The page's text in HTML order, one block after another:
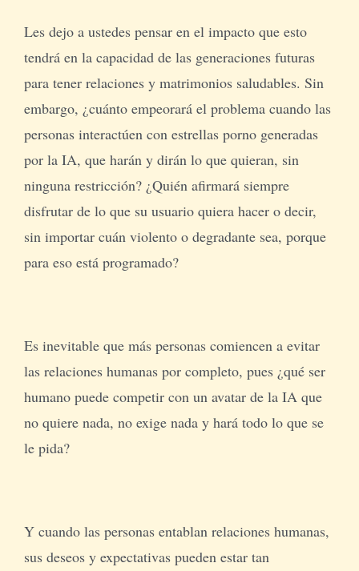
Les dejo a ustedes pensar en el impacto que esto
tendrá en la capacidad de las generaciones futuras
para tener relaciones y matrimonios saludables. Sin
embargo, ¿cuánto empeorará el problema cuando las
personas interactúen con estrellas porno generadas
por la IA, que harán y dirán lo que quieran, sin
ninguna restricción? ¿Quién afirmará siempre
disfrutar de lo que su usuario quiera hacer o decir,
sin importar cuán violento o degradante sea, porque
para eso está programado?
Es inevitable que más personas comiencen a evitar
las relaciones humanas por completo, pues ¿qué ser
humano puede competir con un avatar de la IA que
no quiere nada, no exige nada y hará todo lo que se
le pida?
Y cuando las personas entablan relaciones humanas,
sus deseos y expectativas pueden estar tan